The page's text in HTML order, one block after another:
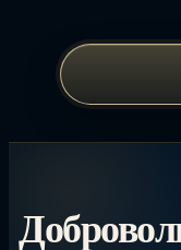
содержимому